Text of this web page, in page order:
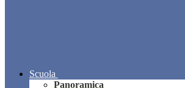
Scuola
Panoramica